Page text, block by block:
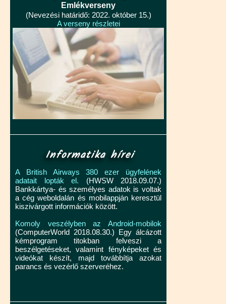
Emlékverseny
(Nevezési határidő: 2022. október 15.)
A verseny részletei
Informatika hírei
A British Airways 380 ezer ügyfelének
adatait lopták el. (HWSW 2018.09.07.)
Bankkártya- és személyes adatok is voltak
a cég weboldalán és mobilappján keresztül
kiszivárgott információk között.
Komoly veszélyben az Android-mobilok
(ComputerWorld 2018.08.30.) Egy álcázott
kémprogram titokban felveszi a
beszélgetéseket, valamint fényképeket és
videókat készít, majd továbbítja azokat
parancs és vezérlő szerveréhez.